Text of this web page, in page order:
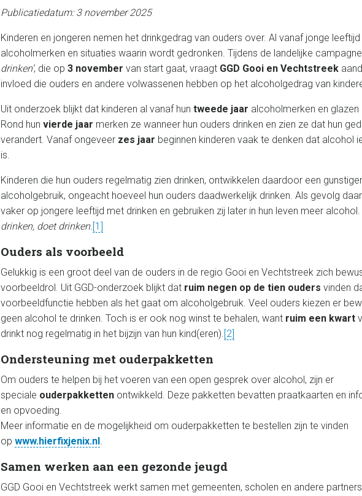
Publicatiedatum: 3 november 2025
Kinderen en jongeren nemen het drinkgedrag van ouders over. Al vanaf jonge
alcoholmerken en situaties waarin wordt gedronken. Tijdens de landelijke campagne
drinken’, die op 3 november van start gaat, vraagt GGD Gooi en Vechtstreek
invloed die ouders en andere volwassenen hebben op het alcoholgedrag van
Uit onderzoek blijkt dat kinderen al vanaf hun tweede jaar alcoholmerken en glazen
Rond hun vierde jaar merken ze wanneer hun ouders drinken en zien ze dat hun
verandert. Vanaf ongeveer zes jaar beginnen kinderen vaak te denken dat alcohol
is.
Kinderen die hun ouders regelmatig zien drinken, ontwikkelen daardoor een
alcoholgebruik, ongeacht hoeveel hun ouders daadwerkelijk drinken. Als gevolg
vaker op jongere leeftijd met drinken en gebruiken zij later in hun leven meer
drinken, doet drinken.[1]
Ouders als voorbeeld
Gelukkig is een groot deel van de ouders in de regio Gooi en Vechtstreek zich
voorbeeldrol. Uit GGD-onderzoek blijkt dat ruim negen op de tien ouders vinden
voorbeeldfunctie hebben als het gaat om alcoholgebruik. Veel ouders kiezen er
geen alcohol te drinken. Toch is er ook nog winst te behalen, want ruim een kwart
drinkt nog regelmatig in het bijzijn van hun kind(eren).[2]
Ondersteuning met ouderpakketten
Om ouders te helpen bij het voeren van een open gesprek over alcohol, zijn er
speciale ouderpakketten ontwikkeld. Deze pakketten bevatten praatkaarten en
en opvoeding.
Meer informatie en de mogelijkheid om ouderpakketten te bestellen zijn te vinden
op www.hierfixjenix.nl.
Samen werken aan een gezonde jeugd
GGD Gooi en Vechtstreek werkt samen met gemeenten, scholen en andere